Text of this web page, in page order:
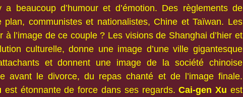
beaucoup d’humour et d’émotion. Des règlements de
communistes et nationalistes, Chine et Taïwan. Les
l’image de ce couple ? Les visions de Shanghai d’hier et
culturelle, donne une image d’une ville gigantesque
et donnent une image de la société chinoise
avant le divorce, du repas chanté et de l’image finale.
est étonnante de force dans ses regards.Cai-gen Xu est